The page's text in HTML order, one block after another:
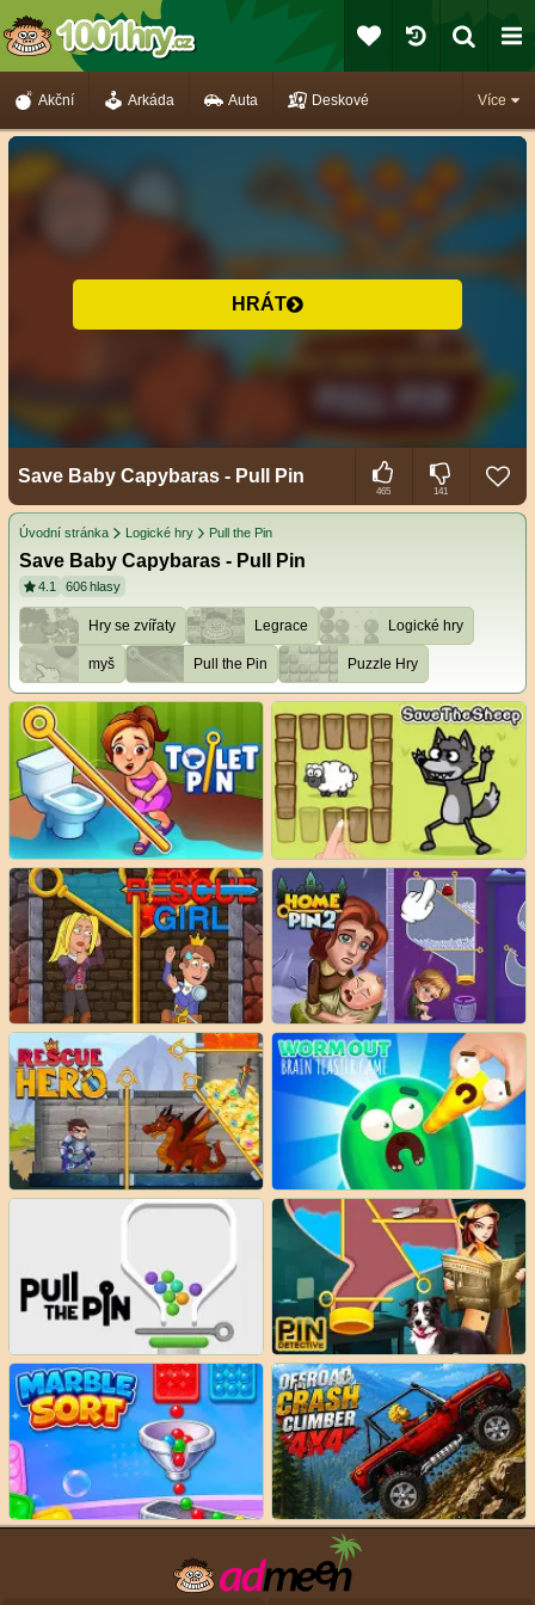
Více
Akční Arkáda Auta Deskové
HRÁT
Save Baby Capybaras - Pull Pin
465 141
Úvodní stránka Logické hry Pull the Pin
Save Baby Capybaras - Pull Pin
4.1 606 hlasy
Hry se zvířaty Legrace Logické hry
myš Pull the Pin Puzzle Hry